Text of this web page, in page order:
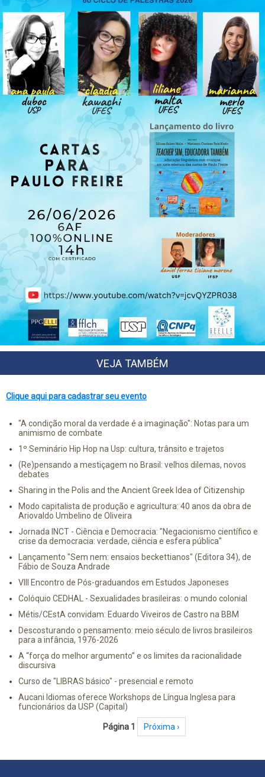
VEJA TAMBÉM
Clique aqui para cadastrar seu evento
"A condição moral da verdade é a imaginação": Notas para um
animismo de combate
1º Seminário Hip Hop na Usp: cultura, trânsito e trajetos
(Re)pensando a mestiçagem no Brasil: velhos dilemas, novos
debates
Sharing in the Polis and the Ancient Greek Idea of Citizenship
Modo capitalista de produção e agricultura: 40 anos da obra de
Ariovaldo Umbelino de Oliveira
Jornada INCT - Ciência e Democracia: "Negacionismo científico e
crise da democracia: verdade, ciência e esfera pública"
Lançamento "Sem nem: ensaios beckettianos" (Editora 34), de
Fábio de Souza Andrade
VIII Encontro de Pós-graduandos em Estudos Japoneses
Colóquio CEDHAL - Sexualidades brasileiras: o mundo colonial
Métis/CEstA convidam: Eduardo Viveiros de Castro na BBM
Descosturando o pensamento: meio século de livros brasileiros
para a infância, 1976-2026
A “força do melhor argumento” e os limites da racionalidade
discursiva
Curso de "LIBRAS básico" - presencial e remoto
Aucani Idiomas oferece Workshops de Língua Inglesa para
funcionários da USP (Capital)
Página 1 Próxima página
Próxima ›